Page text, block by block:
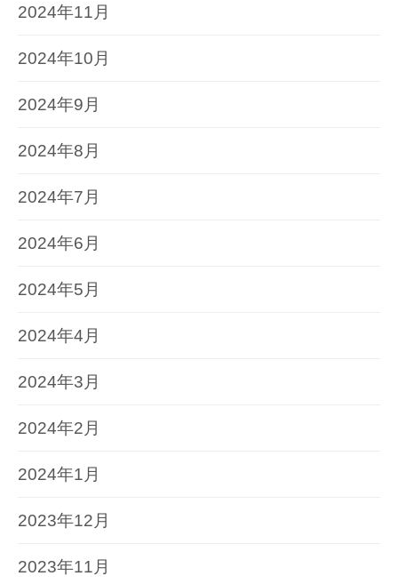
2024年11月
2024年10月
2024年9月
2024年8月
2024年7月
2024年6月
2024年5月
2024年4月
2024年3月
2024年2月
2024年1月
2023年12月
2023年11月